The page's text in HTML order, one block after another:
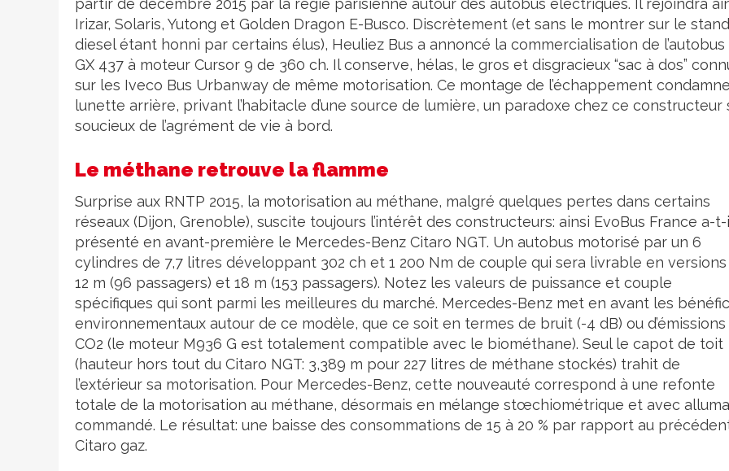
partir de décembre 2015 par la régie parisienne autour des autobus électriques. Il rejoindra
Irizar, Solaris, Yutong et Golden Dragon E-Busco. Discrètement (et sans le montrer sur le
diesel étant honni par certains élus), Heuliez Bus a annoncé la commercialisation de l’autobus
GX 437 à moteur Cursor 9 de 360 ch. Il conserve, hélas, le gros et disgracieux “sac à dos”
sur les Iveco Bus Urbanway de même motorisation. Ce montage de l’échappement
lunette arrière, privant l’habitacle d’une source de lumière, un paradoxe chez ce constructeur
soucieux de l’agrément de vie à bord.
Le méthane retrouve la flamme
Surprise aux RNTP 2015, la motorisation au méthane, malgré quelques pertes dans certains
réseaux (Dijon, Grenoble), suscite toujours l’intérêt des constructeurs: ainsi EvoBus France a-
présenté en avant-première le Mercedes-Benz Citaro NGT. Un autobus motorisé par un 6
cylindres de 7,7 litres développant 302 ch et 1 200 Nm de couple qui sera livrable en versions
12 m (96 passagers) et 18 m (153 passagers). Notez les valeurs de puissance et couple
spécifiques qui sont parmi les meilleures du marché. Mercedes-Benz met en avant les
environnementaux autour de ce modèle, que ce soit en termes de bruit (-4 dB) ou d’émissions
CO2 (le moteur M936 G est totalement compatible avec le biométhane). Seul le capot de toit
(hauteur hors tout du Citaro NGT: 3,389 m pour 227 litres de méthane stockés) trahit de
l’extérieur sa motorisation. Pour Mercedes-Benz, cette nouveauté correspond à une refonte
totale de la motorisation au méthane, désormais en mélange stœchiométrique et avec
commandé. Le résultat: une baisse des consommations de 15 à 20 % par rapport au
Citaro gaz.